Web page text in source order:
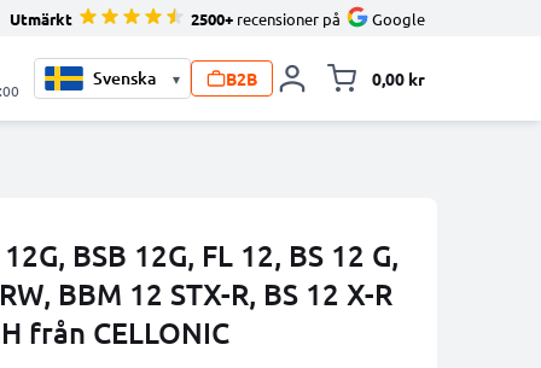
Utmärkt 2500+ recensioner på Google
▾ B2B 0,00 kr
BSB 12G, FL 12, BS 12 G,
BBM 12 STX-R, BS 12 X-R
från CELLONIC